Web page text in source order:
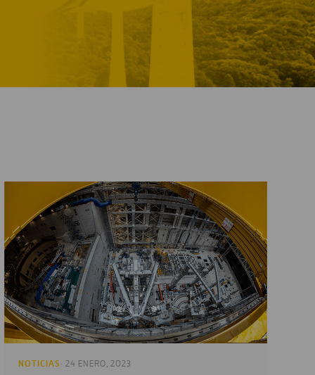
NOTICIAS · 24 ENERO, 2023